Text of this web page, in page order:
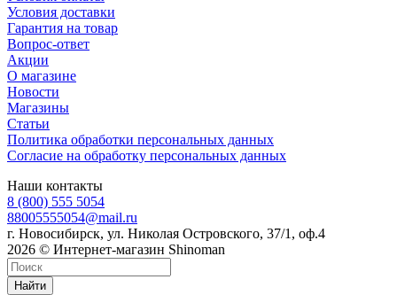
Условия доставки
Гарантия на товар
Вопрос-ответ
Акции
О магазине
Новости
Магазины
Статьи
Политика обработки персональных данных
Согласие на обработку персональных данных
Наши контакты
8 (800) 555 5054
88005555054@mail.ru
г. Новосибирск, ул. Николая Островского, 37/1, оф.4
2026 © Интернет-магазин Shinoman
Найти